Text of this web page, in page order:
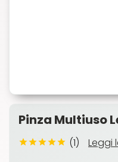
Pinza Multiuso
(1) Leggi